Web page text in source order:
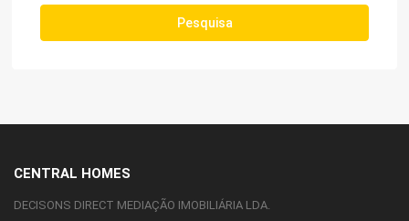
Pesquisa
CENTRAL HOMES
DECISONS DIRECT MEDIAÇÃO IMOBILIÁRIA LDA.